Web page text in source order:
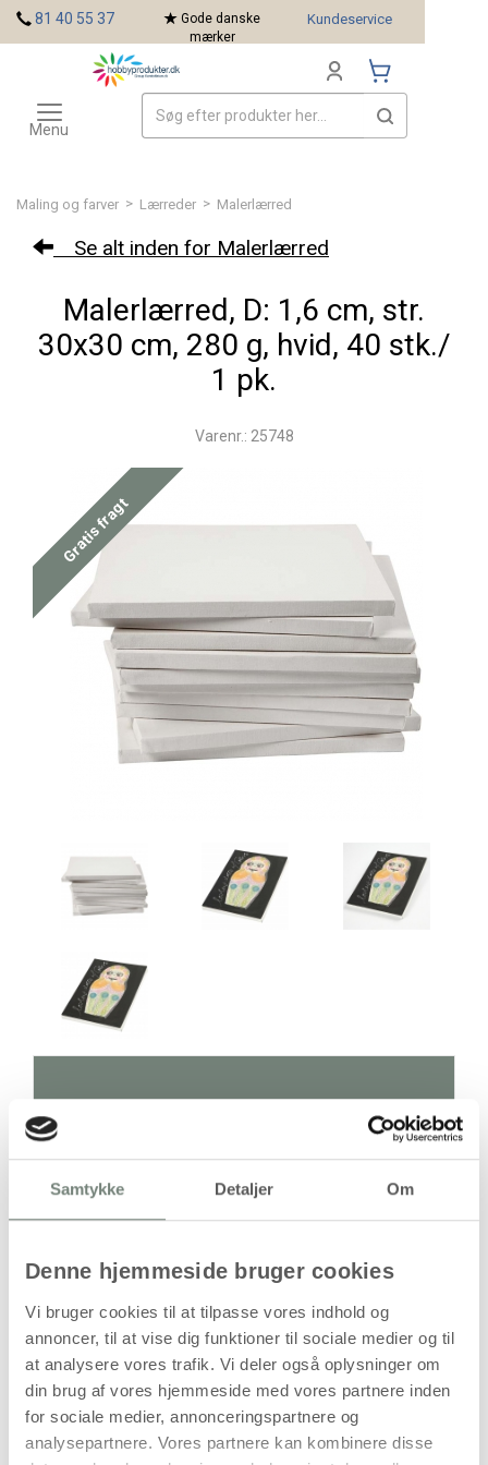
Samtykke Detaljer Om
Denne hjemmeside bruger cookies
Vi bruger cookies til at tilpasse vores indhold og
annoncer, til at vise dig funktioner til sociale medier og til
at analysere vores trafik. Vi deler også oplysninger om
din brug af vores hjemmeside med vores partnere inden
for sociale medier, annonceringspartnere og
analysepartnere. Vores partnere kan kombinere disse
Maling og farver > Lærreder > Malerlærred
Se alt inden for Malerlærred
Malerlærred, D: 1,6 cm, str.
30x30 cm, 280 g, hvid, 40 stk./
1 pk.
Varenr.: 25748
Gratis fragt
Antal Pris / Stk
1 stk 1.245,00 kr.
1.245,00
kr.ekskl. moms)
Leveringsomkostninger
Læg i kurven
Din bestilling er først bindende,
81 40 55 37
Gode danske
mærker
Kundeservice
Toggle
navigation
Menu
Mærker